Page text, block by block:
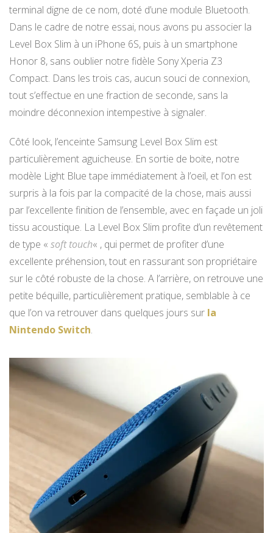
terminal digne de ce nom, doté d’une module Bluetooth.
Dans le cadre de notre essai, nous avons pu associer la
Level Box Slim à un iPhone 6S, puis à un smartphone
Honor 8, sans oublier notre fidèle Sony Xperia Z3
Compact. Dans les trois cas, aucun souci de connexion,
tout s’effectue en une fraction de seconde, sans la
moindre déconnexion intempestive à signaler.
Côté look, l’enceinte Samsung Level Box Slim est
particulièrement aguicheuse. En sortie de boite, notre
modèle Light Blue tape immédiatement à l’oeil, et l’on est
surpris à la fois par la compacité de la chose, mais aussi
par l’excellente finition de l’ensemble, avec en façade un joli
tissu acoustique. La Level Box Slim profite d’un revêtement
de type « soft touch« , qui permet de profiter d’une
excellente préhension, tout en rassurant son propriétaire
sur le côté robuste de la chose. A l’arrière, on retrouve une
petite béquille, particulièrement pratique, semblable à ce
que l’on va retrouver dans quelques jours sur la
Nintendo Switch.